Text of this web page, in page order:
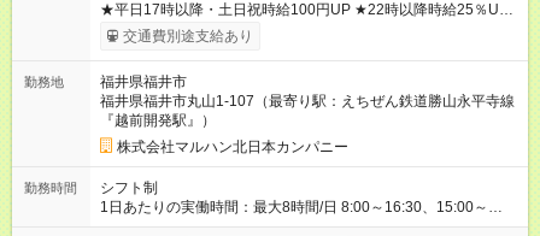
★平日17時以降・土日祝時給100円UP ★22時以降時給25％UP
※研修期間125時間(最大250時間)までは、時給1300円 【試用期
間】試用期間なし
交通費別途支給あり
勤務地
福井県福井市
福井県福井市丸山1-107（最寄り駅：えちぜん鉄道勝山永平寺線
『越前開発駅』）
株式会社マルハン北日本カンパニー
勤務時間
シフト制
1日あたりの実働時間：最大8時間/日 8:00～16:30、15:00～
24:00 実働1日4時間 ・最低勤務日数：週4日 ★フリーター・学